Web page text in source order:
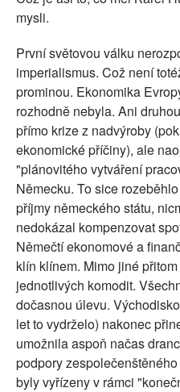
mysli.
První světovou válku
imperialismus. Což není
prominou. Ekonomika
rozhodně nebyla. Ani
přímo krize z nadvýroby
ekonomické příčiny), ale
"plánovitého vytváření
Německu. To sice
příjmy německého státu,
nedokázal kompenzovat
Němečtí ekonomové a
klín klínem. Mimo jiné
jednotlivých komodit.
dočasnou úlevu.
let to vydrželo) nakonec
umožnila aspoň načas
podpory
byly vyřízeny v rámci